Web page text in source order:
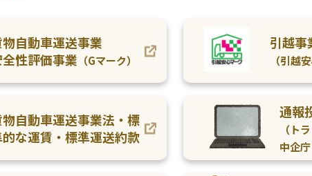
自動車運送事業
全性評価事業 （Gマーク）
引越事
（引越
自動車運送事業法・標
な運賃 ・標準運送約款
通報
（ト
中企庁